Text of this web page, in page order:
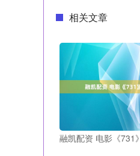
相关文章
融凯配资 电影《731